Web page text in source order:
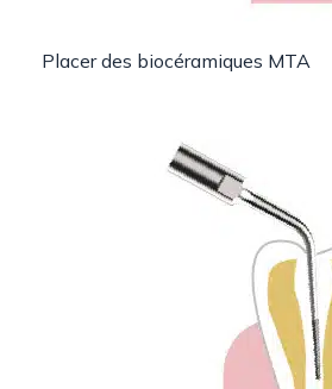
Placer des biocéramiques MTA